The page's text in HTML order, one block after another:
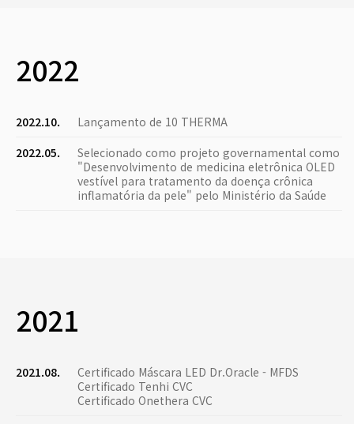
2022
2022.10.
Lançamento de 10 THERMA
2022.05.
Selecionado como projeto governamental como
"Desenvolvimento de medicina eletrônica OLED
vestível para tratamento da doença crônica
inflamatória da pele" pelo Ministério da Saúde
2021
2021.08.
Certificado Máscara LED Dr.Oracle - MFDS
Certificado Tenhi CVC
Certificado Onethera CVC